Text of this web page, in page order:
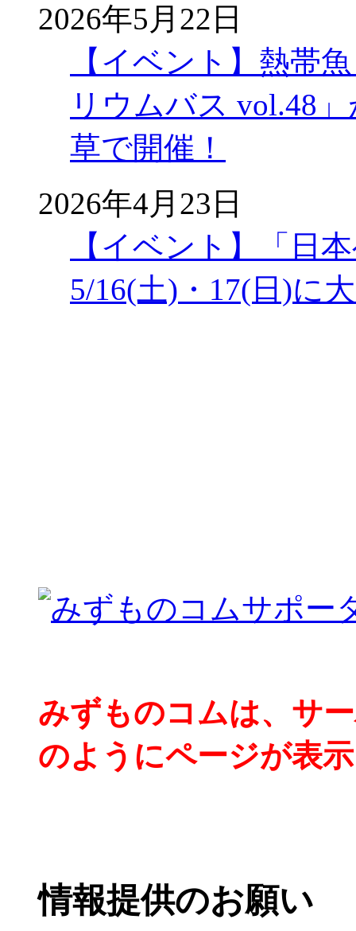
2026年5月22日
【イベント】熱帯
リウムバス vol.48
草で開催！
2026年4月23日
【イベント】「日
5/16(土)・17(日)に
みずものコムは、サ
のようにページが表
情報提供のお願い